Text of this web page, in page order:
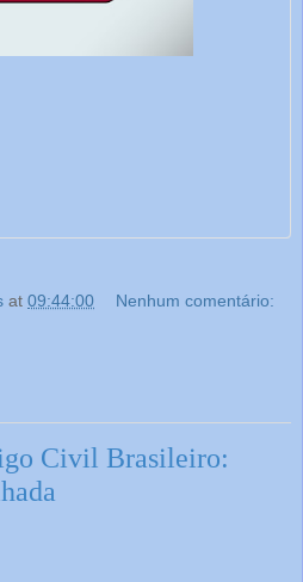
at 09:44:00 Nenhum comentário:
Civil Brasileiro: